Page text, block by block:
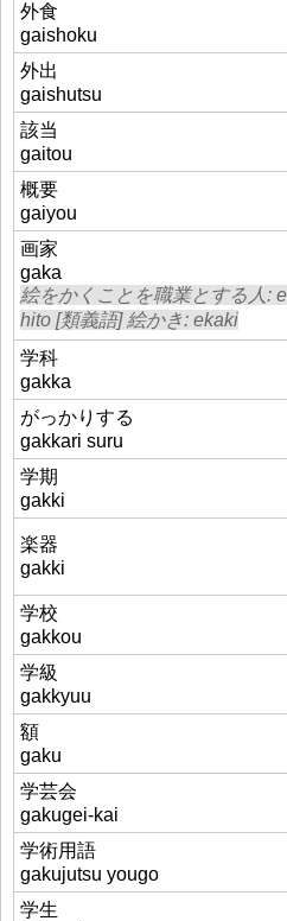
外食
gaishoku
外出
gaishutsu
該当
gaitou
概要
gaiyou
画家
gaka
絵をかくことを職業とする人:
hito [類義語] 絵かき: ekaki
学科
gakka
がっかりする
gakkari suru
学期
gakki
楽器
gakki
学校
gakkou
学級
gakkyuu
額
gaku
学芸会
gakugei-kai
学術用語
gakujutsu yougo
学生